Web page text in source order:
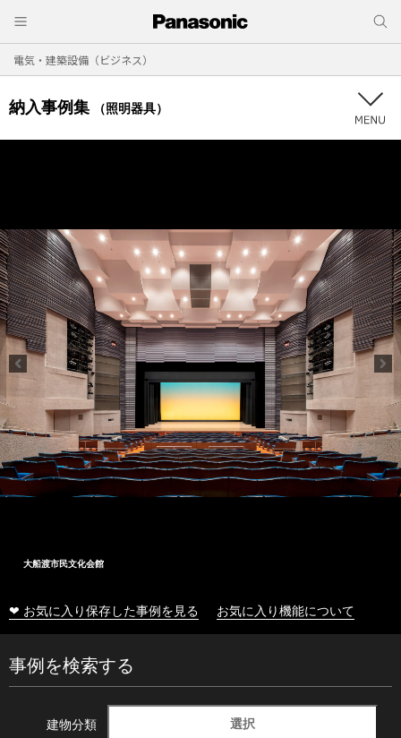
電気・建築設備（ビジネス）
納入事例集 （照明器具）
大船渡市民文化会館
❤ お気に入り保存した事例を見る お気に入り機能について
事例を検索する
建物分類 選択